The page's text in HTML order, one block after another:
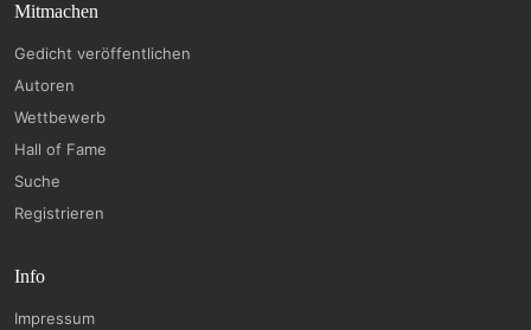
Mitmachen
Gedicht veröffentlichen
Autoren
Wettbewerb
Hall of Fame
Suche
Registrieren
Info
Impressum